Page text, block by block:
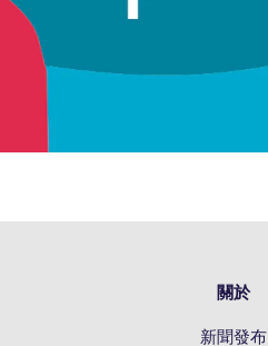
關於
新聞發布